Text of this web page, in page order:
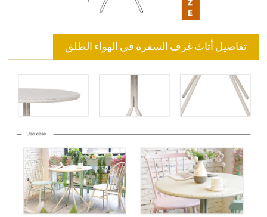
تفاصيل أثاث غرف السفرة في الهواء الطلق